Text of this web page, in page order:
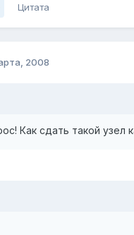
Цитата
2008
Как сдать такой